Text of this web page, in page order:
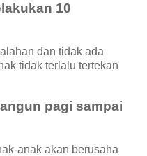
10
dan tidak ada
tidak terlalu tertekan
pagi sampai
anak akan berusaha